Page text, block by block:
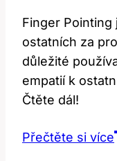
Finger
ostatních za
důležité
empatií k
Čtěte dál!
Přečtěte si více